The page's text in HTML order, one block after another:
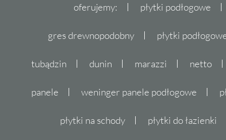
oferujemy: płytki podłogowe
gres drewnopodobny płytki
tubądzin dunin marazzi netto
panele weninger panele podłogowe
płytki na schody płytki do łazienki